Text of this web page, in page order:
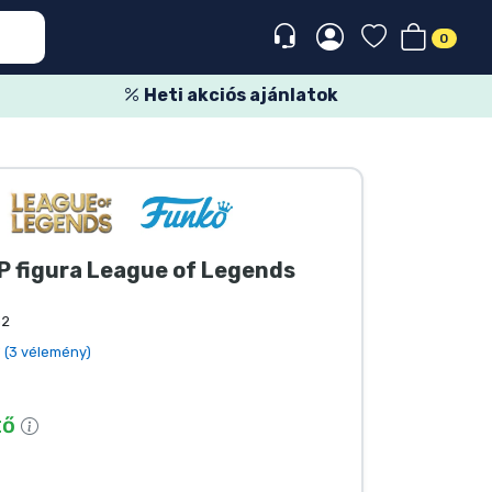
0
Heti akciós ajánlatok
figura League of Legends
(3 vélemény)